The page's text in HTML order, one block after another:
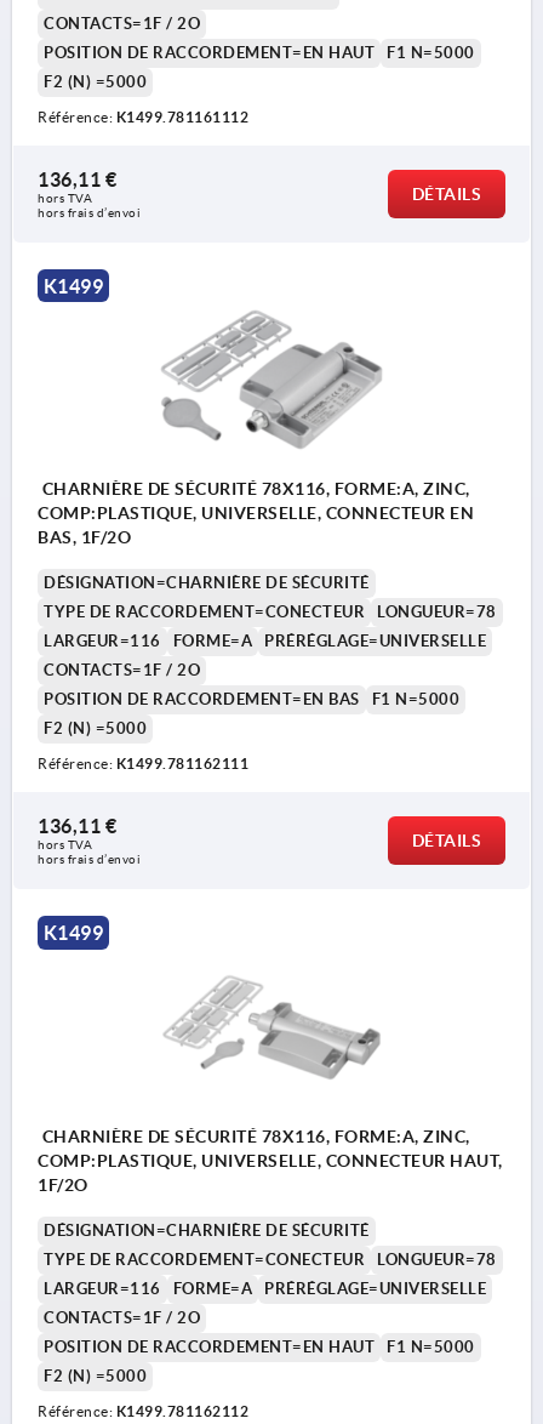
CONTACTS=1F / 2O
POSITION DE RACCORDEMENT=EN HAUT
F1 N=5000
F2 (N) =5000
Référence: K1499.781161112
136,11 €
hors TVA
hors frais d’envoi
DÉTAILS
K1499
CHARNIÈRE DE SÉCURITÉ 78X116, FORME:A, ZINC,
COMP:PLASTIQUE, UNIVERSELLE, CONNECTEUR EN
BAS, 1F/2O
DÉSIGNATION=CHARNIÈRE DE SÉCURITÉ
TYPE DE RACCORDEMENT=CONECTEUR
LONGUEUR=78
LARGEUR=116
FORME=A
PRÉRÉGLAGE=UNIVERSELLE
CONTACTS=1F / 2O
POSITION DE RACCORDEMENT=EN BAS
F1 N=5000
F2 (N) =5000
Référence: K1499.781162111
136,11 €
hors TVA
hors frais d’envoi
DÉTAILS
K1499
CHARNIÈRE DE SÉCURITÉ 78X116, FORME:A, ZINC,
COMP:PLASTIQUE, UNIVERSELLE, CONNECTEUR HAUT,
1F/2O
DÉSIGNATION=CHARNIÈRE DE SÉCURITÉ
TYPE DE RACCORDEMENT=CONECTEUR
LONGUEUR=78
LARGEUR=116
FORME=A
PRÉRÉGLAGE=UNIVERSELLE
CONTACTS=1F / 2O
POSITION DE RACCORDEMENT=EN HAUT
F1 N=5000
F2 (N) =5000
Référence: K1499.781162112